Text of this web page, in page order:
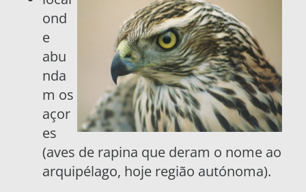
ond
e
abu
nda
m os
açor
es
(aves de rapina que deram o nome ao
arquipélago, hoje região autónoma).